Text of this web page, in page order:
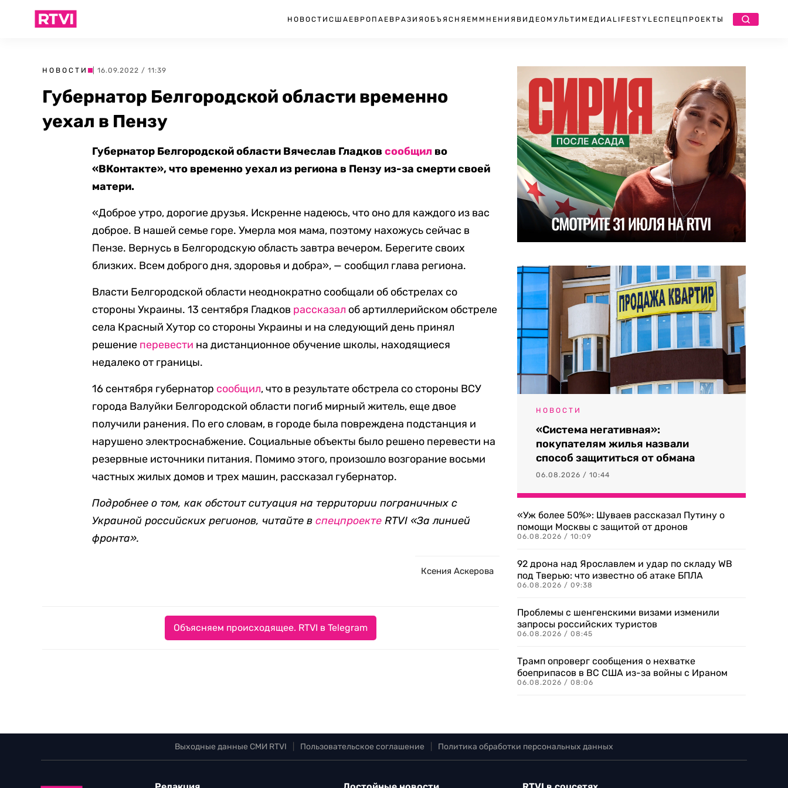
НОВОСТИ США ЕВРОПА ЕВРАЗИЯ ОБЪЯСНЯЕМ МНЕНИЯ ВИДЕО МУЛЬТИМЕДИА LIFESTYLEСПЕЦПРОЕКТЫ
НОВОСТИ | 16.09.2022 / 11:39
Губернатор Белгородской области временно
уехал в Пензу
Губернатор Белгородской области Вячеслав Гладковсообщил во
«ВКонтакте», что временно уехал из региона в Пензу из-за смерти своей
матери.
«Доброе утро, дорогие друзья. Искренне надеюсь, что оно для каждого из вас
доброе. В нашей семье горе. Умерла моя мама, поэтому нахожусь сейчас в
Пензе. Вернусь в Белгородскую область завтра вечером. Берегите своих
близких. Всем доброго дня, здоровья и добра», — сообщил глава региона.
Власти Белгородской области неоднократно сообщали об обстрелах со
стороны Украины. 13 сентября Гладков рассказал об артиллерийском обстреле
села Красный Хутор со стороны Украины и на следующий день принял
решение перевести на дистанционное обучение школы, находящиеся
недалеко от границы.
16 сентября губернатор сообщил, что в результате обстрела со стороны ВСУ
города Валуйки Белгородской области погиб мирный житель, еще двое
получили ранения. По его словам, в городе была повреждена подстанция и
нарушено электроснабжение. Социальные объекты было решено перевести на
резервные источники питания. Помимо этого, произошло возгорание восьми
частных жилых домов и трех машин, рассказал губернатор.
Подробнее о том, как обстоит ситуация на территории пограничных с
Украиной российских регионов, читайте вспецпроекте RTVI «За линией
фронта».
Ксения Аскерова
Объясняем происходящее. RTVI в Telegram
НОВОСТИ
«Система негативная»:
покупателям жилья назвали
способ защититься от обмана
06.08.2026 / 10:44
«Уж более 50%»: Шуваев рассказал Путину о
помощи Москвы с защитой от дронов
06.08.2026 / 10:09
92 дрона над Ярославлем и удар по складу WB
под Тверью: что известно об атаке БПЛА
06.08.2026 / 09:38
Проблемы с шенгенскими визами изменили
запросы российских туристов
06.08.2026 / 08:45
Трамп опроверг сообщения о нехватке
боеприпасов в ВС США из-за войны с Ираном
06.08.2026 / 08:06
Выходные данные СМИ RTVI Пользовательское соглашение Политика обработки персональных данных